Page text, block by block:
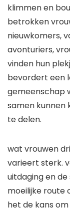
klimmen en
betrokken
nieuwkomers,
avonturiers,
vinden hun
bevordert een
gemeenschap
samen kunnen
te delen.
wat vrouwen
varieert sterk.
uitdaging en
moeilijke route
het de kans